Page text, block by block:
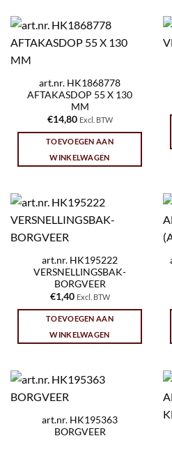
art.nr. HK1868778
AFTAKASDOP 55 X 130
MM
€14,80 Excl. BTW
TOEVOEGEN AAN
WINKELWAGEN
art.nr. HK195222
VERSNELLINGSBAK-
BORGVEER
€1,40 Excl. BTW
TOEVOEGEN AAN
WINKELWAGEN
art.nr. HK195363
BORGVEER